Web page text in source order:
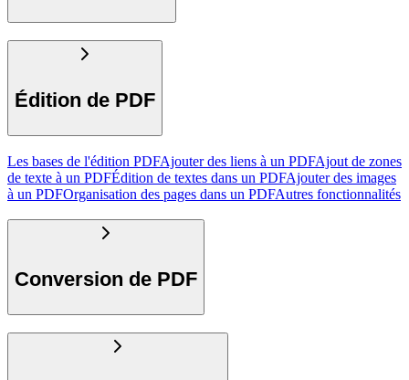
Édition de PDF
Les bases de l'édition PDFAjouter des liens à un PDFAjout de zones
de texte à un PDFÉdition de textes dans un PDFAjouter des images
à un PDFOrganisation des pages dans un PDFAutres fonctionnalités
Conversion de PDF